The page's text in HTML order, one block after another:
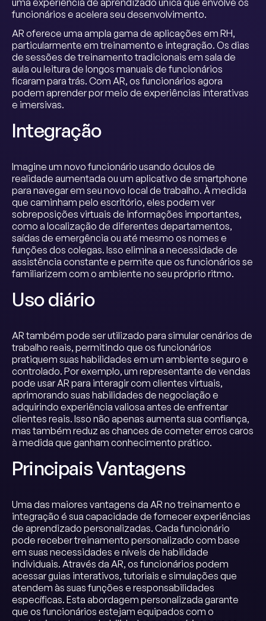
uma experiência de aprendizado única que envolve os
funcionários e acelera seu desenvolvimento.
AR oferece uma ampla gama de aplicações em RH,
particularmente em treinamento e integração. Os dias
de sessões de treinamento tradicionais em sala de
aula ou leitura de longos manuais de funcionários
ficaram para trás. Com AR, os funcionários agora
podem aprender por meio de experiências interativas
e imersivas.
Integração
Imagine um novo funcionário usando óculos de
realidade aumentada ou um aplicativo de smartphone
para navegar em seu novo local de trabalho. À medida
que caminham pelo escritório, eles podem ver
sobreposições virtuais de informações importantes,
como a localização de diferentes departamentos,
saídas de emergência ou até mesmo os nomes e
funções dos colegas. Isso elimina a necessidade de
assistência constante e permite que os funcionários se
familiarizem com o ambiente no seu próprio ritmo.
Uso diário
AR também pode ser utilizado para simular cenários de
trabalho reais, permitindo que os funcionários
pratiquem suas habilidades em um ambiente seguro e
controlado. Por exemplo, um representante de vendas
pode usar AR para interagir com clientes virtuais,
aprimorando suas habilidades de negociação e
adquirindo experiência valiosa antes de enfrentar
clientes reais. Isso não apenas aumenta sua confiança,
mas também reduz as chances de cometer erros caros
à medida que ganham conhecimento prático.
Principais Vantagens
Uma das maiores vantagens da AR no treinamento e
integração é sua capacidade de fornecer experiências
de aprendizado personalizadas. Cada funcionário
pode receber treinamento personalizado com base
em suas necessidades e níveis de habilidade
individuais. Através da AR, os funcionários podem
acessar guias interativos, tutoriais e simulações que
atendem às suas funções e responsabilidades
específicas. Esta abordagem personalizada garante
que os funcionários estejam equipados com o